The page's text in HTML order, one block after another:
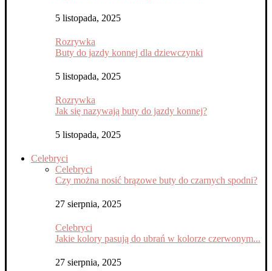
5 listopada, 2025
Rozrywka
Buty do jazdy konnej dla dziewczynki
5 listopada, 2025
Rozrywka
Jak się nazywają buty do jazdy konnej?
5 listopada, 2025
Celebryci
Celebryci
Czy można nosić brązowe buty do czarnych spodni?
27 sierpnia, 2025
Celebryci
Jakie kolory pasują do ubrań w kolorze czerwonym...
27 sierpnia, 2025